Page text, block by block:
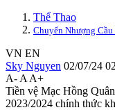
Thể Thao
Chuyển Nhượng Cầu
VN EN
Sky Nguyen 02/07/24
A- A A+
Tiền vệ Mạc Hồng
2023/2024 chính thức